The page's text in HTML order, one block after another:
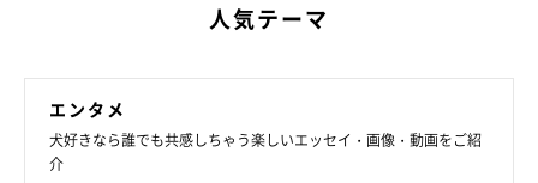
人気テーマ
エンタメ
犬好きなら誰でも共感しちゃう楽しいエッセイ・画像・動画をご紹
介